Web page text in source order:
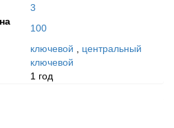
3
100
ключевой
центральный
ключевой
1 год